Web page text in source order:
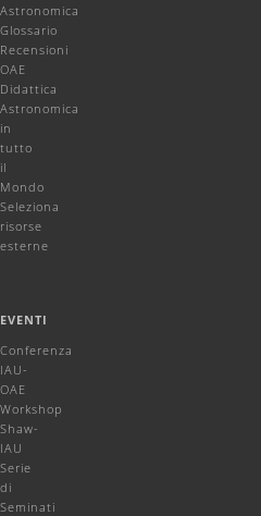
Astronomica
Glossario
Recensioni
OAE
Didattica
Astronomica
in
tutto
il
Mondo
Seleziona
risorse
esterne
EVENTI
Conferenza
IAU-
OAE
Workshop
Shaw-
IAU
Serie
di
Seminati